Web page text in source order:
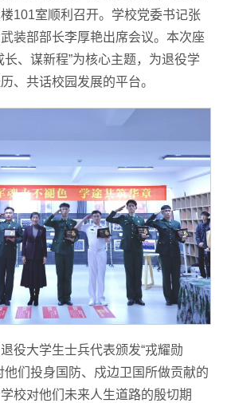
101室顺利召开。学校党委书记张
装部部长李厚艳出席会议。本次座
长、谋新程”为核心主题，为退役学
、共话校园发展的平台。
役大学生士兵代表颁发“戎耀勋
他们投身国防、戍边卫国所做贡献的
校对他们未来人生道路的殷切期